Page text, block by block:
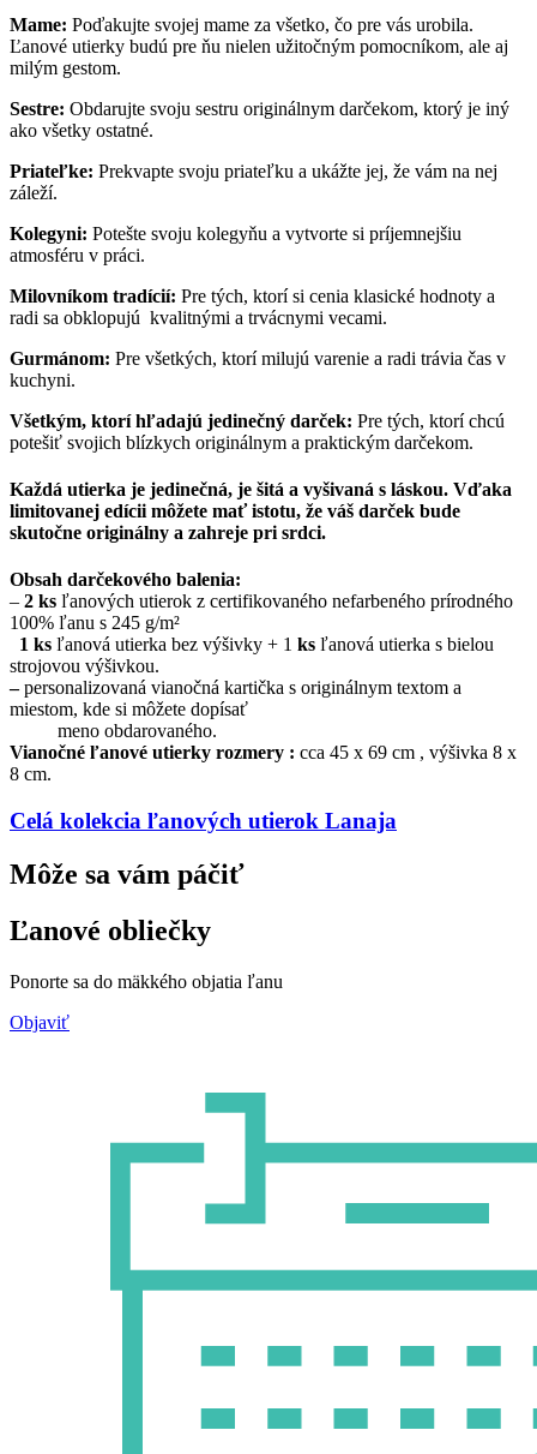
Mame: Poďakujte svojej mame za všetko, čo pre vás urobila.
Ľanové utierky budú pre ňu nielen užitočným pomocníkom, ale aj
milým gestom.
Sestre: Obdarujte svoju sestru originálnym darčekom, ktorý je iný
ako všetky ostatné.
Priateľke: Prekvapte svoju priateľku a ukážte jej, že vám na nej
záleží.
Kolegyni: Potešte svoju kolegyňu a vytvorte si príjemnejšiu
atmosféru v práci.
Milovníkom tradícií: Pre tých, ktorí si cenia klasické hodnoty a
radi sa obklopujú kvalitnými a trvácnymi vecami.
Gurmánom: Pre všetkých, ktorí milujú varenie a radi trávia čas v
kuchyni.
Všetkým, ktorí hľadajú jedinečný darček: Pre tých, ktorí chcú
potešiť svojich blízkych originálnym a praktickým darčekom.
Každá utierka je jedinečná, je šitá a vyšivaná s láskou. Vďaka
limitovanej edícii môžete mať istotu, že váš darček bude
skutočne originálny a zahreje pri srdci.
Obsah darčekového balenia:
– 2 ks ľanových utierok z certifikovaného nefarbeného prírodného
100% ľanu s 245 g/m²
1 ks ľanová utierka bez výšivky + 1 ks ľanová utierka s bielou
strojovou výšivkou.
–personalizovaná vianočná kartička s originálnym textom a
miestom, kde si môžete dopísať
meno obdarovaného.
Vianočné ľanové utierky rozmery : cca 45 x 69 cm , výšivka 8 x
8 cm.
Celá kolekcia ľanových utierok Lanaja
Môže sa vám páčiť
Ľanové obliečky
Ponorte sa do mäkkého objatia ľanu
Objaviť